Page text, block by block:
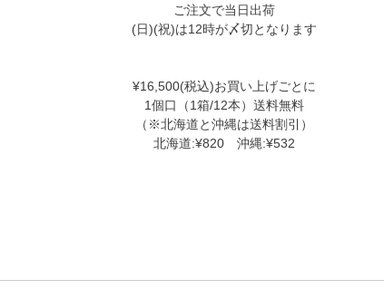
ご注文で当日出荷
(日)(祝)は12時が〆切となります
¥16,500(税込)お買い上げごとに
1個口（1箱/12本）送料無料
（※北海道と沖縄は送料割引）
北海道:¥820 沖縄:¥532